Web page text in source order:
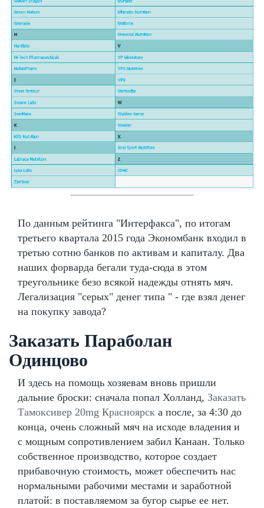
По данным рейтинга "Интерфакса", по итогам
третьего квартала 2015 года Экономбанк входил в
третью сотню банков по активам и капиталу. Два
наших форварда бегали туда-сюда в этом
треугольнике безо всякой надежды отнять мяч.
Легализация "серых" денег типа " - где взял денег
на покупку завода?
Заказать Параболан
Одинцово
И здесь на помощь хозяевам вновь пришли
дальние броски: сначала попал Холланд, Заказать
Тамоксивер 20mg Красноярск а после, за 4:30 до
конца, очень сложный мяч на исходе владения и
с мощным сопротивлением забил Канаан. Только
собственное производство, которое создает
прибавочную стоимость, может обеспечить нас
нормальными рабочими местами и заработной
платой: в поставляемом за бугор сырье ее нет.